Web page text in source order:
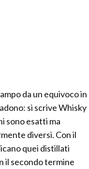
da un equivoco in
si scrive Whisky
sono esatti ma
diversi. Con il
quei distillati
il secondo termine